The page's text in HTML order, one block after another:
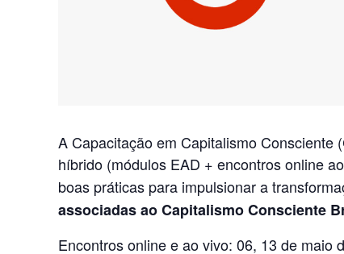
A Capacitação em Capitalismo
híbrido (módulos EAD + encontros online
boas práticas para impulsionar a
associadas ao Capitalismo Consciente
Encontros online e ao vivo: 06, 13 de maio